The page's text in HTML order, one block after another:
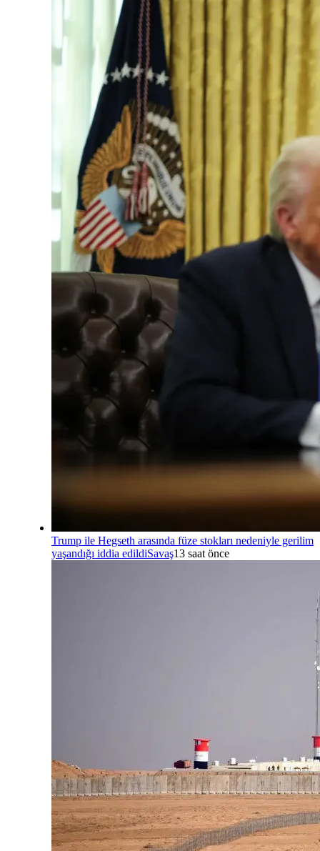
Trump ile Hegseth arasında füze stokları nedeniyle gerilim
yaşandığı iddia edildiSavaş13 saat önce